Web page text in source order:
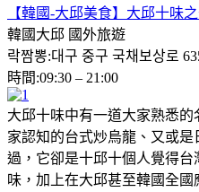
【韓國-大邱美食】大邱十味
韓國大邱 國外旅遊
락짬뽕:대구 중구 국채보상로
時間:09:30 – 21:00
大邱十味中有一道大家熟悉
家認知的台式炒烏龍、又或
過，它卻是十邱十個人覺得
味，加上在大邱甚至韓國全